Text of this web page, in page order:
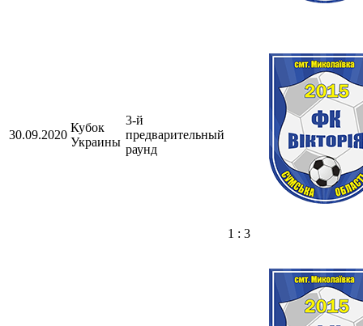
30.09.2020
Кубок
Украины
3-й
предварительный
раунд
1 : 3